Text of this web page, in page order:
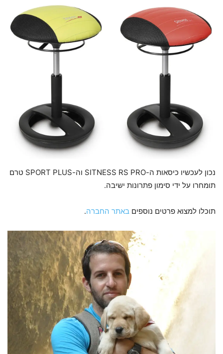
נכון לעכשיו כיסאות ה-SITNESS RS PRO וה-SPORT PLUS טרם
תומחרו על ידי סימון פתרונות ישיבה.
תוכלו למצוא פרטים נוספים באתר החברה.